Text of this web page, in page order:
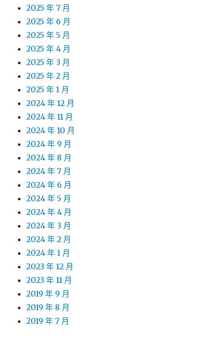
2025 年 7 月
2025 年 6 月
2025 年 5 月
2025 年 4 月
2025 年 3 月
2025 年 2 月
2025 年 1 月
2024 年 12 月
2024 年 11 月
2024 年 10 月
2024 年 9 月
2024 年 8 月
2024 年 7 月
2024 年 6 月
2024 年 5 月
2024 年 4 月
2024 年 3 月
2024 年 2 月
2024 年 1 月
2023 年 12 月
2023 年 11 月
2019 年 9 月
2019 年 8 月
2019 年 7 月